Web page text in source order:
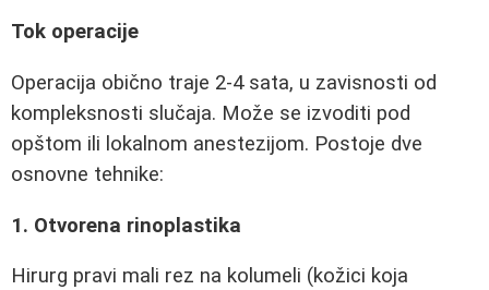
Tok operacije
Operacija obično traje 2-4 sata, u zavisnosti od
kompleksnosti slučaja. Može se izvoditi pod
opštom ili lokalnom anestezijom. Postoje dve
osnovne tehnike:
1. Otvorena rinoplastika
Hirurg pravi mali rez na kolumeli (kožici koja